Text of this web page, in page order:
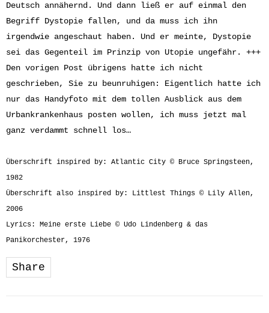
Deutsch annähernd. Und dann ließ er auf einmal den
Begriff Dystopie fallen, und da muss ich ihn
irgendwie angeschaut haben. Und er meinte, Dystopie
sei das Gegenteil im Prinzip von Utopie ungefähr. +++
Den vorigen Post übrigens hatte ich nicht
geschrieben, Sie zu beunruhigen: Eigentlich hatte ich
nur das Handyfoto mit dem tollen Ausblick aus dem
Urbankrankenhaus posten wollen, ich muss jetzt mal
ganz verdammt schnell los…
Überschrift inspired by: Atlantic City © Bruce Springsteen,
1982
Überschrift also inspired by: Littlest Things © Lily Allen,
2006
Lyrics: Meine erste Liebe © Udo Lindenberg & das
Panikorchester, 1976
Share